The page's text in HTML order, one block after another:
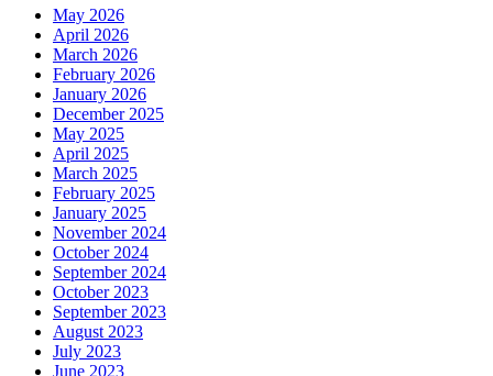
May 2026
April 2026
March 2026
February 2026
January 2026
December 2025
May 2025
April 2025
March 2025
February 2025
January 2025
November 2024
October 2024
September 2024
October 2023
September 2023
August 2023
July 2023
June 2023